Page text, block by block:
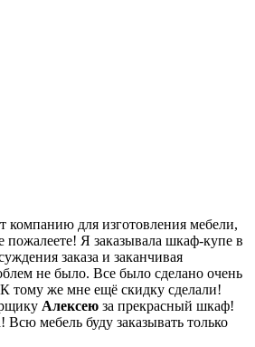
компанию для изготовления мебели,
Я заказывала шкаф-купе в
заказа и заканчивая
не было. Все было сделано очень
тому же мне ещё скидку сделали!
Алексею за прекрасный шкаф!
Всю мебель буду заказывать только